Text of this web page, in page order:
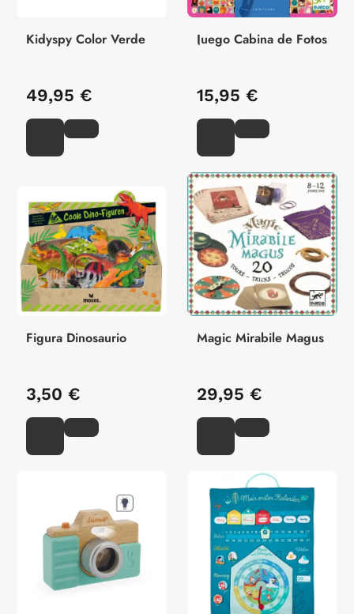
Kidyspy Color Verde
49,95 €
Juego Cabina de Fotos
15,95 €
Figura Dinosaurio
3,50 €
Magic Mirabile Magus
29,95 €